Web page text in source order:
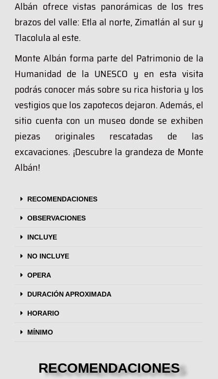
Albán ofrece vistas panorámicas de los tres
brazos del valle: Etla al norte, Zimatlán al sur y
Tlacolula al este.
Monte Albán forma parte del Patrimonio de la
Humanidad de la UNESCO y en esta visita
podrás conocer más sobre su rica historia y los
vestigios que los zapotecos dejaron. Además, el
sitio cuenta con un museo donde se exhiben
piezas originales rescatadas de las
excavaciones. ¡Descubre la grandeza de Monte
Albán!
RECOMENDACIONES
OBSERVACIONES
INCLUYE
NO INCLUYE
OPERA
DURACIÓN APROXIMADA
HORARIO
MÍNIMO
RECOMENDACIONES